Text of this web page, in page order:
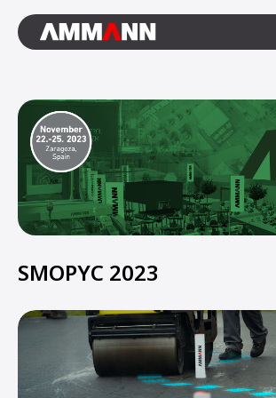
SMOPYC 2023